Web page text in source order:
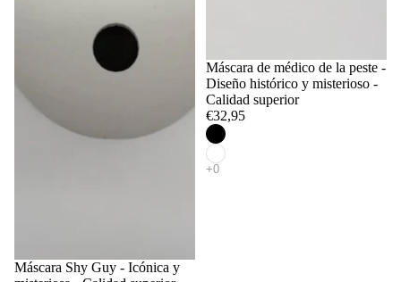
Máscara Shy Guy - Icónica y
Máscara de médico de la peste -
Diseño histórico y misterioso -
Calidad superior
€32,95